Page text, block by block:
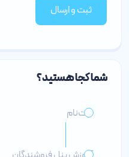
ثبت و ارسال
شما کجا هستید؟
ثبت‌نام